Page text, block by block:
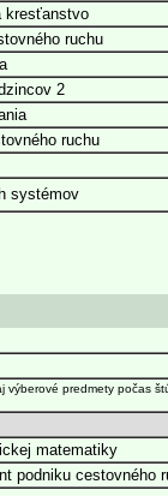
kresťanstvo
ruchu
2
ruchu
systémov
predmety počas
matematiky
podniku cestovného